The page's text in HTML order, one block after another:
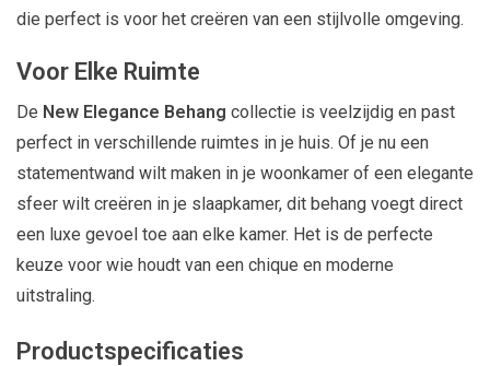
die perfect is voor het creëren van een stijlvolle omgeving.
Voor Elke Ruimte
De New Elegance Behang collectie is veelzijdig en past
perfect in verschillende ruimtes in je huis. Of je nu een
statementwand wilt maken in je woonkamer of een elegante
sfeer wilt creëren in je slaapkamer, dit behang voegt direct
een luxe gevoel toe aan elke kamer. Het is de perfecte
keuze voor wie houdt van een chique en moderne
uitstraling.
Productspecificaties